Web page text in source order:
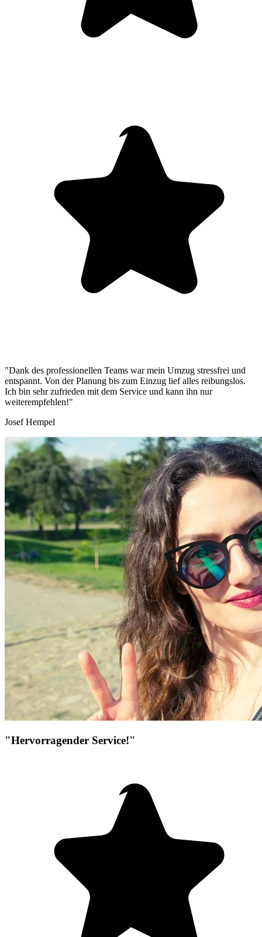
"Dank des professionellen Teams war mein Umzug stressfrei und
entspannt. Von der Planung bis zum Einzug lief alles reibungslos.
Ich bin sehr zufrieden mit dem Service und kann ihn nur
weiterempfehlen!"
Josef Hempel
"Hervorragender Service!"